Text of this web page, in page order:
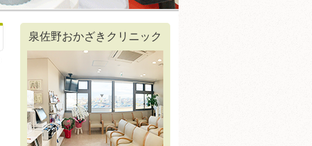
泉佐野おかざきクリニック